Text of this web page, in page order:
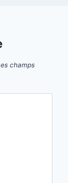
champs